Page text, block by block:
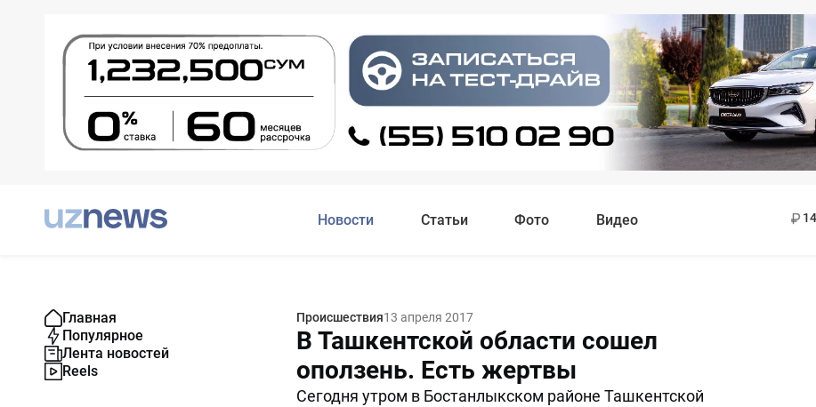
Новости Статьи Фото Видео
Главная
Популярное
Лента новостей
Reels
Происшествия13 апреля 2017
В Ташкентской области сошел
оползень. Есть жертвы
Сегодня утром в Бостанлыкском районе Ташкентской